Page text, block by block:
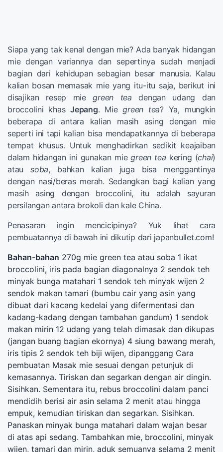
Siapa yang tak kenal dengan mie? Ada banyak hidangan
mie dengan variannya dan sepertinya sudah menjadi
bagian dari kehidupan sebagian besar manusia. Kalau
kalian bosan memasak mie yang itu-itu saja, berikut ini
disajikan resep miegreen tea dengan udang dan
broccolini khasJepang. Miegreen tea? Ya, mungkin
beberapa di antara kalian masih asing dengan mie
seperti ini tapi kalian bisa mendapatkannya di beberapa
tempat khusus. Untuk menghadirkan sedikit keajaiban
dalam hidangan ini gunakan miegreen tea kering (chai)
atausoba, bahkan kalian juga bisa menggantinya
dengan nasi/beras merah. Sedangkan bagi kalian yang
masih asing dengan broccolini, itu adalah sayuran
persilangan antara brokoli dan kale China.
Penasaran ingin mencicipinya? Yuk lihat cara
pembuatannya di bawah ini dikutip dari japanbullet.com!
Bahan-bahan 270g mie green tea atau soba 1 ikat
broccolini, iris pada bagian diagonalnya 2 sendok teh
minyak bunga matahari 1 sendok teh minyak wijen 2
sendok makan tamari (bumbu cair yang asin yang
dibuat dari kacang kedelai yang difermentasi dan
kadang-kadang dengan tambahan gandum) 1 sendok
makan mirin 12 udang yang telah dimasak dan dikupas
(jangan buang bagian ekornya) 4 siung bawang merah,
iris tipis 2 sendok teh biji wijen, dipanggang Cara
pembuatan Masak mie sesuai dengan petunjuk di
kemasannya. Tiriskan dan segarkan dengan air dingin.
Sisihkan. Sementara itu, rebus broccolini dalam panci
mendidih berisi air asin selama 2 menit atau hingga
empuk, kemudian tiriskan dan segarkan. Sisihkan.
Panaskan minyak bunga matahari dalam wajan besar
di atas api sedang. Tambahkan mie, broccolini, minyak
wijen, tamari dan mirin, aduk semuanya selama 2 menit